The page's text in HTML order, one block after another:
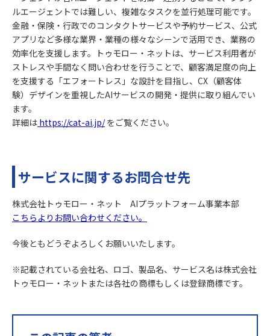
ルエージェントでは難しい、複雑なタスクを並行処理可能です。
金融・保険・行政でのコンタクトサービスや予約サービス、公式
アプリなど多様な業界・業種の様々なシーンで活用でき、業務の
効率化を支援します。トゥモロー・ネットは、サービス利用者が
ストレスや手間なく問い合わせを行うことで、顧客満足度の向上
を支援する「エフォートレス」な設計を目指し、CX（顧客体
験）デザインを重視したAIサービスの開発・提供に取り組んでい
ます。
詳細は https://cat-ai.jp/をご覧ください。
サービスに関するお問合せ先
株式会社トゥモロー・ネット AIプラットフォーム事業本部
こちらよりお問い合わせください。
今後ともどうぞよろしくお願いいたします。
※記載されている会社名、ロゴ、製品名、サービス名は株式会社
トゥモロー・ネットまたは各社の商標もしくは登録商標です。